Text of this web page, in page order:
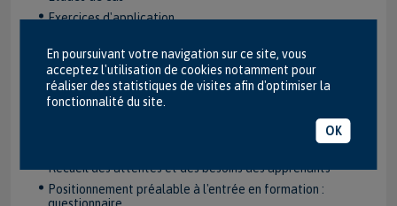
Exercices d'application
Partages d'expériences (au sein du groupe apprenant)
Témoignages, rencontres avec des professionnels
Outils et logiciels spécifiques
Recueil des attentes et des besoins des apprenants
Positionnement préalable à l'entrée en formation :
questionnaire
En poursuivant votre navigation sur ce site, vous
acceptez l'utilisation de cookies notamment pour
réaliser des statistiques de visites afin d'optimiser la
fonctionnalité du site.
OK